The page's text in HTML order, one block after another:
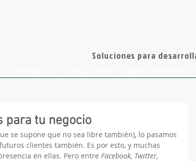
Soluciones para
para tu negocio
se supone que no sea libre también), lo pasamos
clientes también. Es por esto, y muchas
en ellas. Pero entre Facebook, Twitter,